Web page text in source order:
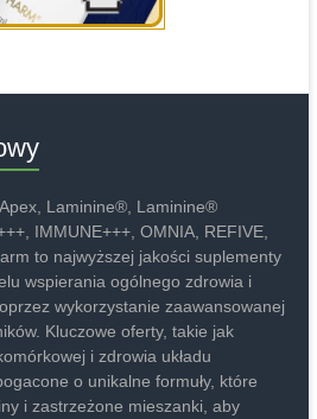
Laminine®, Laminine®
IMMUNE+++, OMNIA, REFIVE,
to najwyższej jakości suplementy
wspierania ogólnego zdrowia i
wykorzystanie zaawansowanej
Kluczowe oferty, takie jak
i zdrowia układu
o unikalne formuły, które
i zastrzeżone mieszanki, aby